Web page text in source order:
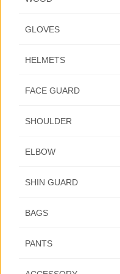
GLOVES
HELMETS
FACE GUARD
SHOULDER
ELBOW
SHIN GUARD
BAGS
PANTS